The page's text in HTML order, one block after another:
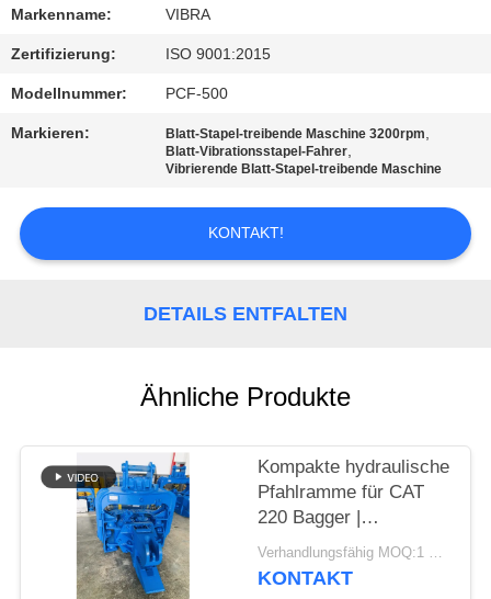
TRETEN
SIE
MIT
UNS
VERBINDUNG
NACHRICHTEN
FORDERN
SIE EIN
ZITAT
SITEMAP
Markenname: VIBRA
Zertifizierung: ISO 9001:2015
Modellnummer: PCF-500
Markieren: Blatt-Stapel-treibende Maschine 3200rpm,
Blatt-Vibrationsstapel-Fahrer,
Vibrierende Blatt-Stapel-treibende Maschine
KONTAKT!
DETAILS ENTFALTEN
Ähnliche Produkte
Kompakte hydraulische
Pfahlramme für CAT
220 Bagger |
Optimiertes Design und
zuverlässige Montage
Verhandlungsfähig MOQ:1 SATZ
KONTAKT